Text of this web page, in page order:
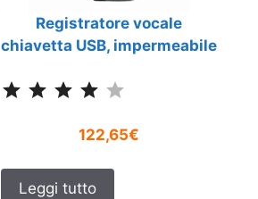
Registratore vocale
chiavetta USB, impermeabile
122,65€
Leggi tutto